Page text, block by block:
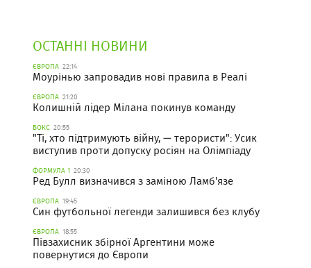
ОСТАННІ НОВИНИ
ЄВРОПА 22:14
Моурінью запровадив нові правила в Реалі
ЄВРОПА 21:20
Колишній лідер Мілана покинув команду
БОКС 20:55
"Ті, хто підтримують війну, — терористи": Усик
виступив проти допуску росіян на Олімпіаду
ФОРМУЛА 1 20:30
Ред Булл визначився з заміною Ламб'язе
ЄВРОПА 19:45
Син футбольної легенди залишився без клубу
ЄВРОПА 18:55
Півзахисник збірної Аргентини може
повернутися до Європи